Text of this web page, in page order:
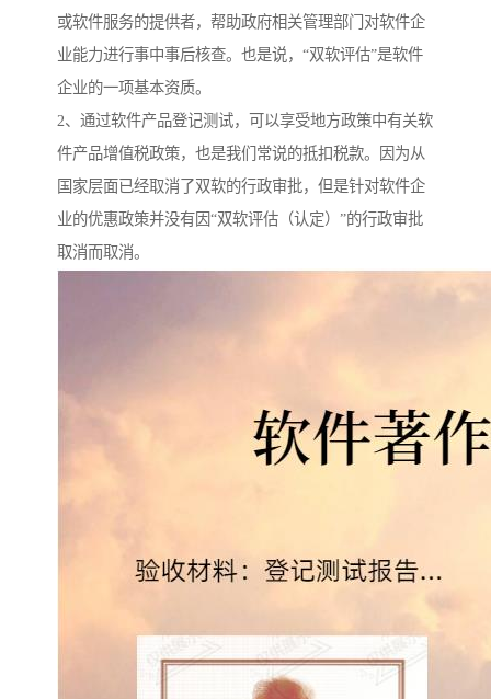
或软件服务的提供者，帮助政府相关管理部门对软件企
业能力进行事中事后核查。也是说，“双软评估”是软件
企业的一项基本资质。
2、通过软件产品登记测试，可以享受地方政策中有关软
件产品增值税政策，也是我们常说的抵扣税款。因为从
国家层面已经取消了双软的行政审批，但是针对软件企
业的优惠政策并没有因“双软评估（认定）”的行政审批
取消而取消。